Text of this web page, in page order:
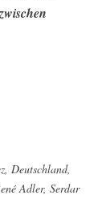
, Deutschland,
Adler, Serdar